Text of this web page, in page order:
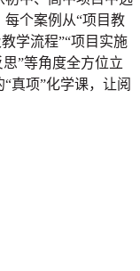
个案例从“项目教
学流程”“项目实施
”等角度全方位立
真项”化学课，让阅